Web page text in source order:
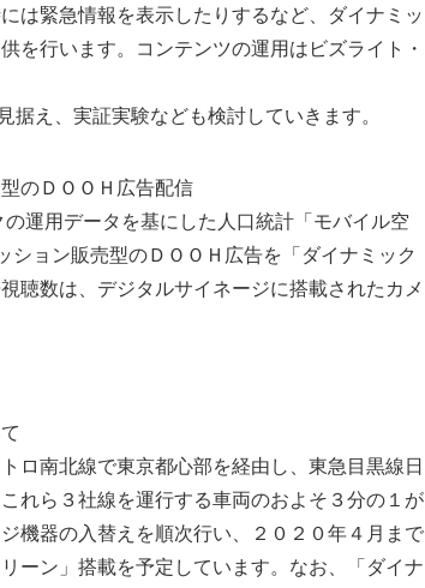
は緊急情報を表示したりするなど、ダイナミッ
を行います。コンテンツの運用はビズライト・
据え、実証実験なども検討していきます。
のＤＯＯＨ広告配信
運用データを基にした人口統計「モバイル空
ョン販売型のＤＯＯＨ広告を「ダイナミック
聴数は、デジタルサイネージに搭載されたカメ
ロ南北線で東京都心部を経由し、東急目黒線日
れら３社線を運行する車両のおよそ３分の１が
機器の入替えを順次行い、２０２０年４月まで
ーン」搭載を予定しています。なお、「ダイナ